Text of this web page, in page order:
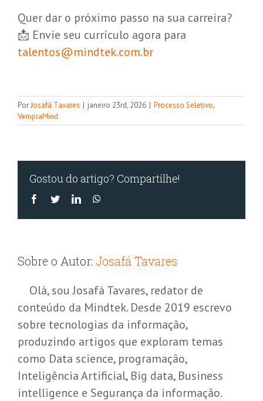
Quer dar o próximo passo na sua carreira?
📩 Envie seu currículo agora para
talentos@mindtek.com.br
PorJosafá Tavares | janeiro 23rd, 2026 | Processo Seletivo,
VempraMind
Gostou do artigo? Compartilhe!
Facebook
TwitterLinkedIn
Sobre o Autor: Josafá Tavares
Olá, sou Josafá Tavares, redator de
conteúdo da Mindtek. Desde 2019 escrevo
sobre tecnologias da informação,
produzindo artigos que exploram temas
como Data science, programação,
Inteligência Artificial, Big data, Business
intelligence e Segurança da informação.